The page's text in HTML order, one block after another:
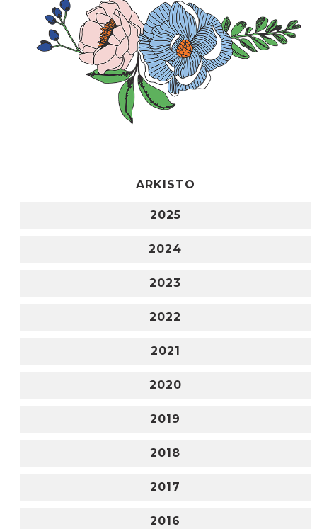
ARKISTO
2025
2024
2023
2022
2021
2020
2019
2018
2017
2016